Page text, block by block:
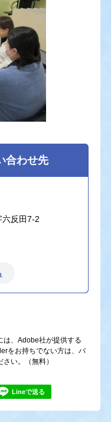
合わせ先
六反田7-2
は、Adobe社が提供する
をお持ちでない方は、バ
い。（無料）
Lineで送る